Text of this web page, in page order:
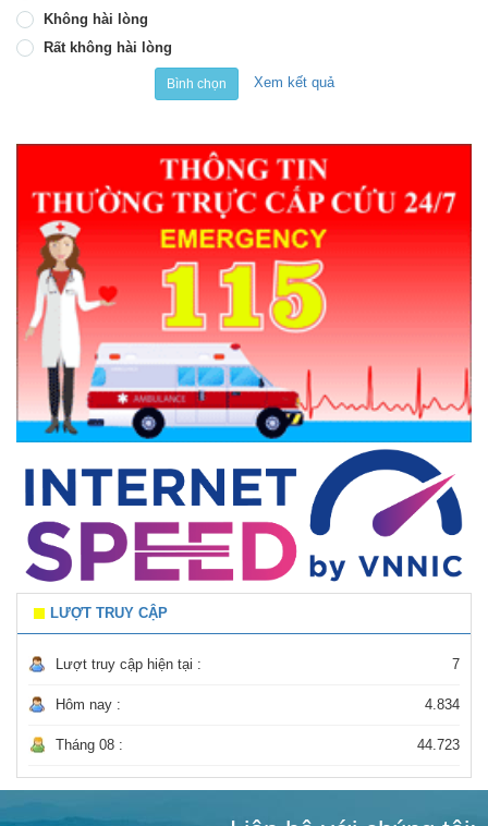
Không hài lòng
Rất không hài lòng
Bình chọn Xem kết quả
LƯỢT TRUY CẬP
Lượt truy cập hiện tại : 7
Hôm nay : 4.834
Tháng 08 : 44.723